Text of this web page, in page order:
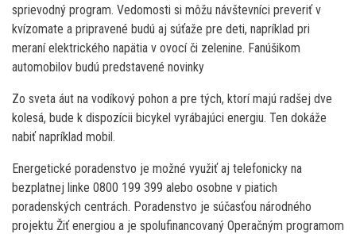
sprievodný program. Vedomosti si môžu návštevníci preveriť v
kvízomate a pripravené budú aj súťaže pre deti, napríklad pri
meraní elektrického napätia v ovocí či zelenine. Fanúšikom
automobilov budú predstavené novinky
Zo sveta áut na vodíkový pohon a pre tých, ktorí majú radšej dve
kolesá, bude k dispozícii bicykel vyrábajúci energiu. Ten dokáže
nabiť napríklad mobil.
Energetické poradenstvo je možné využiť aj telefonicky na
bezplatnej linke 0800 199 399 alebo osobne v piatich
poradenských centrách. Poradenstvo je súčasťou národného
projektu Žiť energiou a je spolufinancovaný Operačným programom